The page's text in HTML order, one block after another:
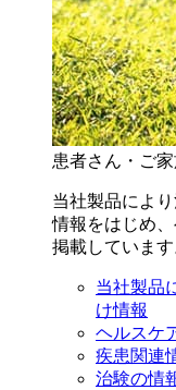
患者さん・ご
当社製品によ
情報をはじめ
掲載しています
当社製品
け情報
ヘルスケ
疾患関連
治験の情